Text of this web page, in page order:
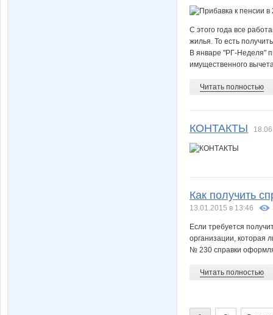
С этого года все
жилья. То есть
В январе "РГ-Неделя"
имущественного
Читать полностью
КОНТАКТЫ
Как получить
13.01.2015 в 13:46
Если требуется
организации, которая
№ 230 справки
Читать полностью